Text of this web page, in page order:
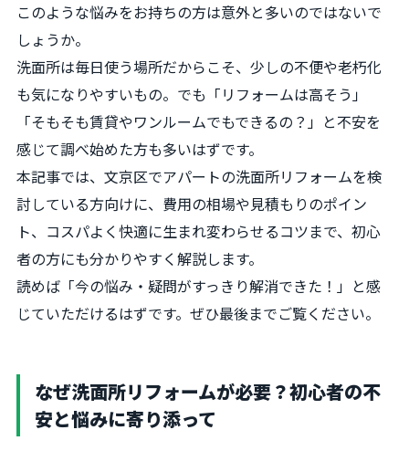
このような悩みをお持ちの方は意外と多いのではないで
しょうか。
洗面所は毎日使う場所だからこそ、少しの不便や老朽化
も気になりやすいもの。でも「リフォームは高そう」
「そもそも賃貸やワンルームでもできるの？」と不安を
感じて調べ始めた方も多いはずです。
本記事では、文京区でアパートの洗面所リフォームを検
討している方向けに、費用の相場や見積もりのポイン
ト、コスパよく快適に生まれ変わらせるコツまで、初心
者の方にも分かりやすく解説します。
読めば「今の悩み・疑問がすっきり解消できた！」と感
じていただけるはずです。ぜひ最後までご覧ください。
なぜ洗面所リフォームが必要？初心者の不
安と悩みに寄り添って